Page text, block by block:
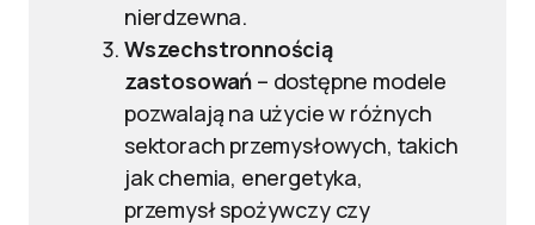
nierdzewna.
Wszechstronnością
zastosowań – dostępne modele
pozwalają na użycie w różnych
sektorach przemysłowych, takich
jak chemia, energetyka,
przemysł spożywczy czy